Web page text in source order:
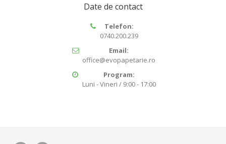
Date de contact
Telefon:
0740.200.239
Email:
office@evopapetarie.ro
Program:
Luni - Vineri / 9:00 - 17:00